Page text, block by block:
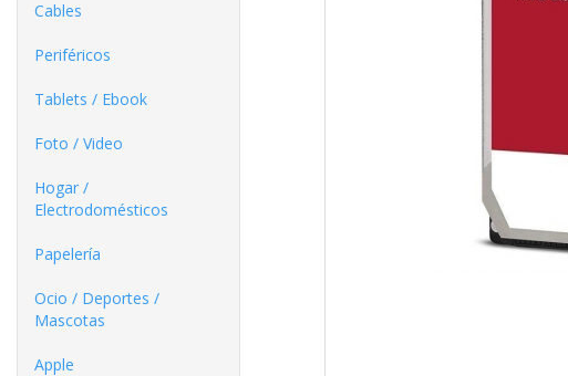
Cables
Periféricos
Tablets / Ebook
Foto / Video
Hogar /
Electrodomésticos
Papelería
Ocio / Deportes /
Mascotas
Apple